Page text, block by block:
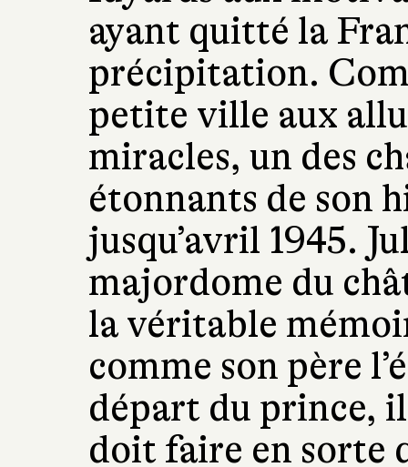
ayant quitté la
précipitation.
petite ville aux
miracles, un des
étonnants de son
jusqu’avril 1945.
majordome du
la véritable
comme son père
départ du prince,
doit faire en sorte